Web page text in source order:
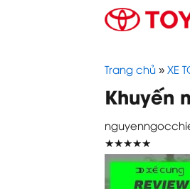
Trang chủ » XE
Khuyến
★★★★★